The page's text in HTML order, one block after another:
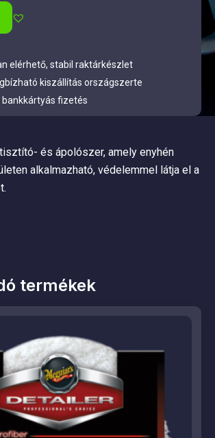
elérhető, stabil raktárkészlet
kiszállítás országszerte
bankkártyás fizetés
és ápolószer, amely enyhén
alkalmazható, védelemmel látja el a
termékek